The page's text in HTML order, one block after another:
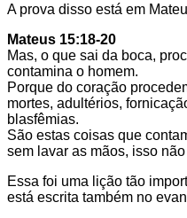
A prova disso está em
Mateus 15:18-20
Mas, o que sai da boca,
contamina o homem.
Porque do coração
mortes, adultérios,
blasfêmias.
São estas coisas que
sem lavar as mãos, isso
Essa foi uma lição tão
está escrita também no